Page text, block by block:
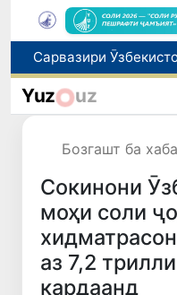
Yuz uz
Бозгашт ба
Сокинони
моҳи соли
аз 7,2
кардаанд